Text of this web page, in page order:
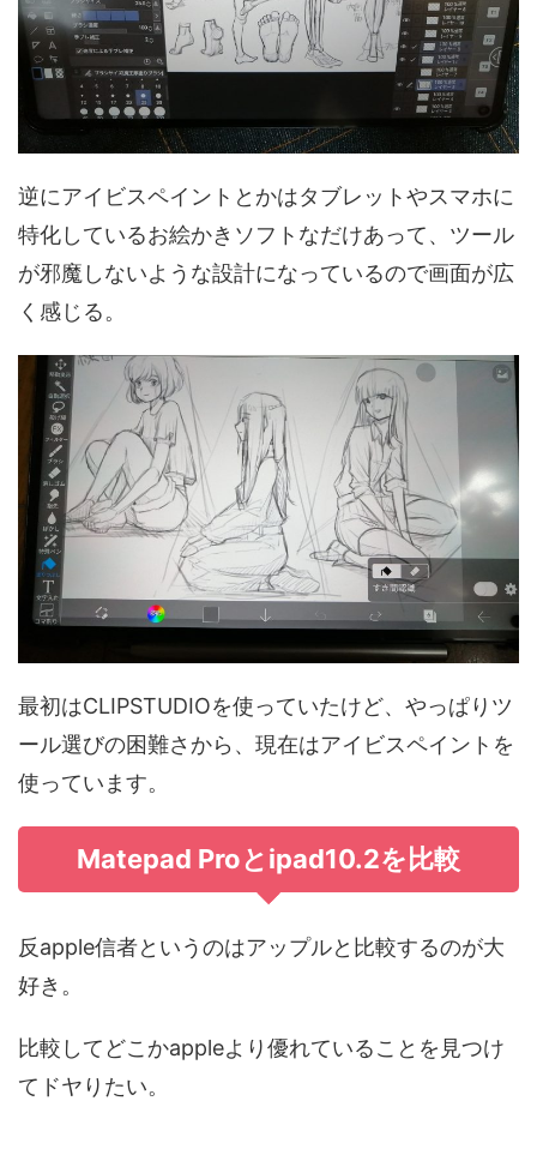
逆にアイビスペイントとかはタブレットやスマホに
特化しているお絵かきソフトなだけあって、ツール
が邪魔しないような設計になっているので画面が広
く感じる。
最初はCLIPSTUDIOを使っていたけど、やっぱりツ
ール選びの困難さから、現在はアイビスペイントを
使っています。
Matepad Proとipad10.2を比較
反apple信者というのはアップルと比較するのが大
好き。
比較してどこかappleより優れていることを見つけ
てドヤりたい。